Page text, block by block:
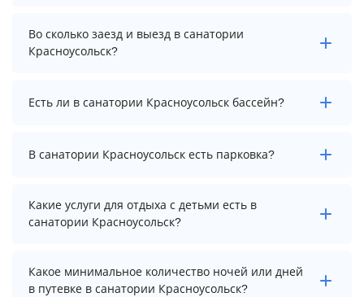
Стоимость проживания в санатории Красноусольск
начинается от 9580 рублей. Чтобы увидеть
Во сколько заезд и выезд в санатории
Красноусольск?
Заезд возможен после 09:00, а выезд необходимо
осуществить до 08:00.
Есть ли в санатории Красноусольск бассейн?
В санатории Красноусольск есть крытый
плавательный бассейн.
В санатории Красноусольск есть парковка?
В санатории Красноусольск есть парковка, уточните
информацию перед бронированием у менеджера,
Какие услуги для отдыха с детьми есть в
санатории Красноусольск?
Для детей в санатории Красноусольск работает
анимационный персонал, детская площадка, игровая
Какое минимальное количество ночей или дней
в путевке в санатории Красноусольск?